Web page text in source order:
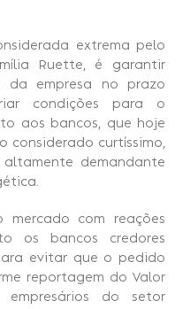
extrema pelo
Ruette, é garantir
da empresa no prazo
condições para o
aos bancos, que hoje
considerado curtíssimo,
demandante
mercado com reações
os bancos credores
evitar que o pedido
reportagem do Valor
empresários do setor